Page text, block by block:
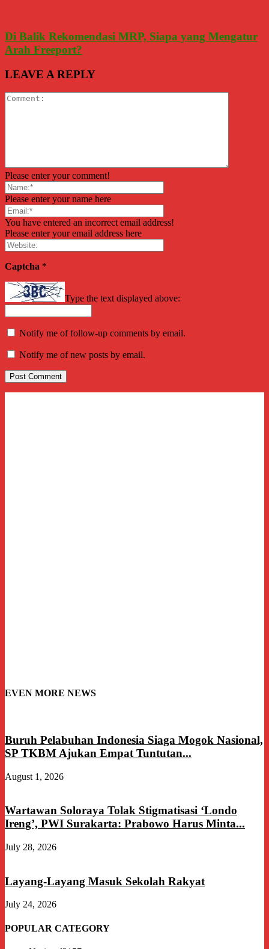
Di Balik Rekomendasi MRP, Siapa yang Mengatur
Arah Freeport?
LEAVE A REPLY
Please enter your comment!
Please enter your name here
You have entered an incorrect email address!
Please enter your email address here
Captcha *
Type the text displayed above:
Notify me of follow-up comments by email.
Notify me of new posts by email.
EVEN MORE NEWS
Buruh Pelabuhan Indonesia Siaga Mogok Nasional,
SP TKBM Ajukan Empat Tuntutan...
August 1, 2026
Wartawan Soloraya Tolak Stigmatisasi ‘Londo
Ireng’, PWI Surakarta: Prabowo Harus Minta...
July 28, 2026
Layang-Layang Masuk Sekolah Rakyat
July 24, 2026
POPULAR CATEGORY